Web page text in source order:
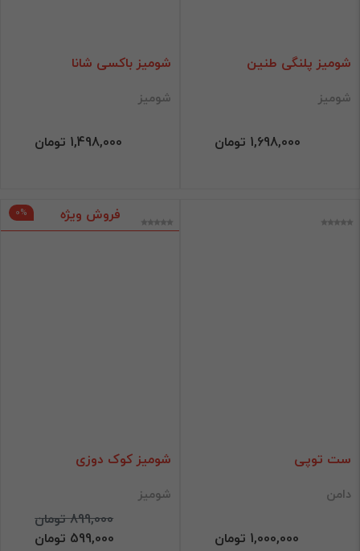
شومیز پلنگی طنین
شومیز
1,698,000 تومان
شومیز باکسی شانا
شومیز
1,498,000 تومان
ست توپی
دامن
1,000,000 تومان
فروش ویژه 0%
شومیز کوک دوزی
شومیز
899,000 تومان
599,000 تومان